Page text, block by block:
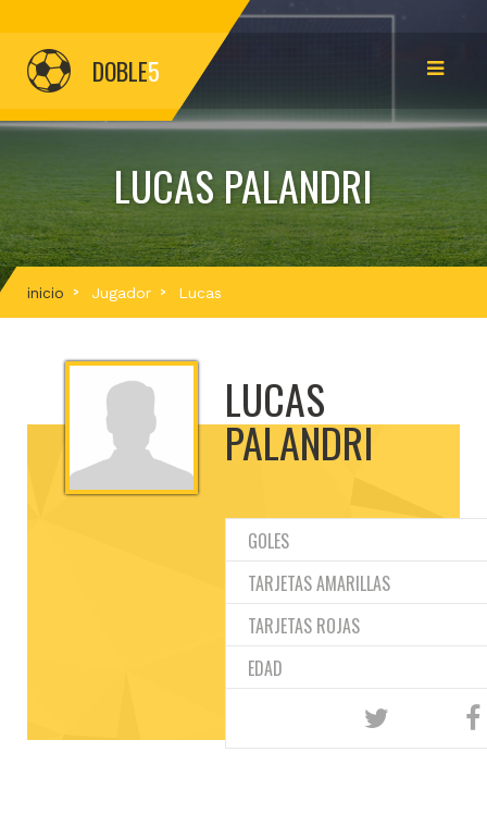
DOBLE5
LUCAS PALANDRI
inicio Jugador Lucas
LUCAS
PALANDRI
GOLES
TARJETAS AMARILLAS
TARJETAS ROJAS
EDAD